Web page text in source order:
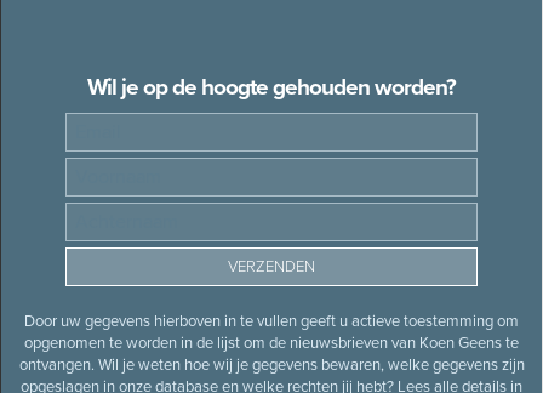
Wil je op de hoogte gehouden worden?
Door uw gegevens hierboven in te vullen geeft u actieve toestemming om
opgenomen te worden in de lijst om de nieuwsbrieven van Koen Geens te
ontvangen. Wil je weten hoe wij je gegevens bewaren, welke gegevens zijn
opgeslagen in onze database en welke rechten jij hebt? Lees alle details in